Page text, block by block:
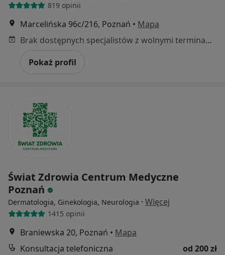
819 opinii
Marcelińska 96c/216, Poznań • Mapa
Brak dostępnych specjalistów z wolnymi terminami w tym centrum medycznym.
Pokaż profil
Świat Zdrowia Centrum Medyczne
Poznań
Dermatologia, Ginekologia, Neurologia · Więcej
1415 opinii
Braniewska 20, Poznań • Mapa
Konsultacja telefoniczna
od 200 zł